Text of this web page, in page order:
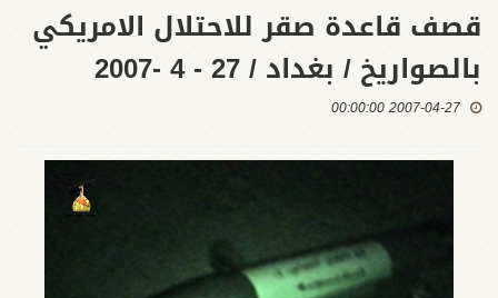
قصف قاعدة صقر للاحتلال الامريكي
بالصواريخ / بغداد / 27 - 4 -2007
2007-04-27 00:00:00